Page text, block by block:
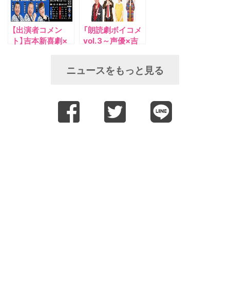
【出演者コメン
ト】吉本新喜劇×
インビジュアルが
「朗読劇ボイコメ
vol.3～声優×吉
12/15(日) 開催決
ニュースをもっと見る